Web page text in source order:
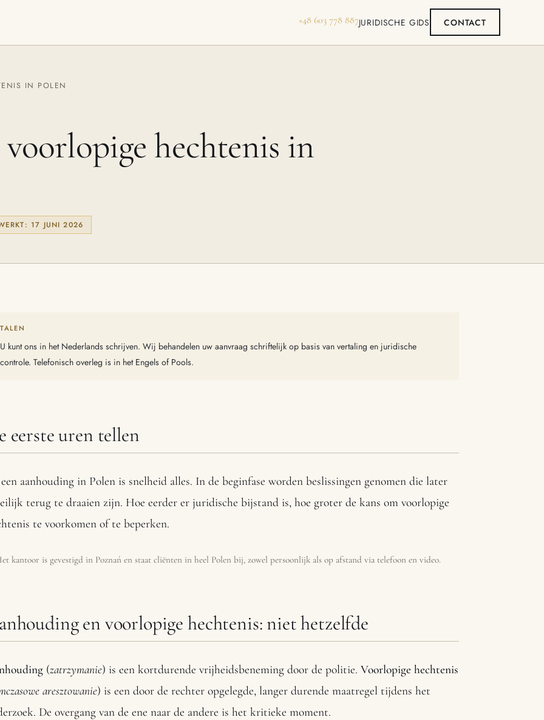
+48 603 778 887JURIDISCHE GIDS CONTACT
IN POLEN
hechtenis in
17 JUNI 2026
TALEN
U kunt ons in het Nederlands schrijven. Wij behandelen uw aanvraag schriftelijk op basis van vertaling en juridische
controle. Telefonisch overleg is in het Engels of Pools.
eerste uren tellen
aanhouding in Polen is snelheid alles. In de beginfase worden beslissingen genomen die later
terug te draaien zijn. Hoe eerder er juridische bijstand is, hoe groter de kans om voorlopige
te voorkomen of te beperken.
kantoor is gevestigd in Poznań en staat cliënten in heel Polen bij, zowel persoonlijk als op afstand via telefoon en video.
en voorlopige hechtenis: niet hetzelfde
(zatrzymanie) is een kortdurende vrijheidsbeneming door de politie. Voorlopige hechtenis
aresztowanie) is een door de rechter opgelegde, langer durende maatregel tijdens het
De overgang van de ene naar de andere is het kritieke moment.